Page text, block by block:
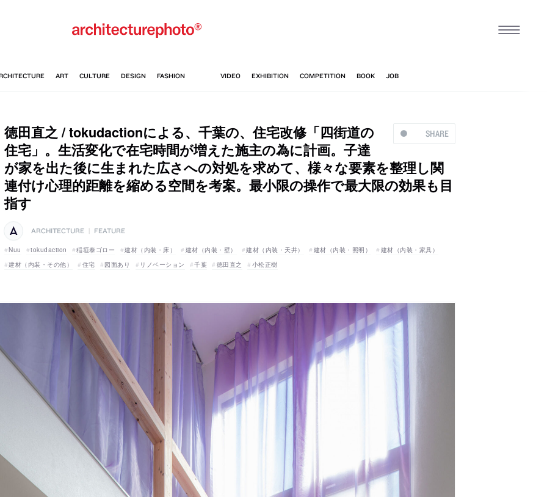
SHARE
徳田直之 / tokudactionによる、千葉の、住宅改修「四街道の
住宅」。生活変化で在宅時間が増えた施主の為に計画。子達
が家を出た後に生まれた広さへの対処を求めて、様々な要素を整理し関
連付け心理的距離を縮める空間を考案。最小限の操作で最大限の効果も目
指す
ARCHITECTURE FEATURE
Nuu tokudaction 稲垣泰ゴロー 建材（内装・床） 建材（内装・壁） 建材（内装・天井） 建材（内装・照明）
建材（内装・家具）
建材（内装・その他）
住宅 図面あり リノベーション 千葉 徳田直之 小松正樹